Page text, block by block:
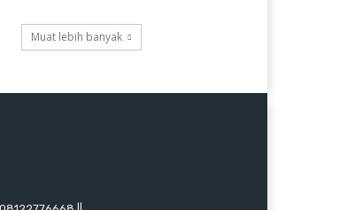
Muat lebih banyak